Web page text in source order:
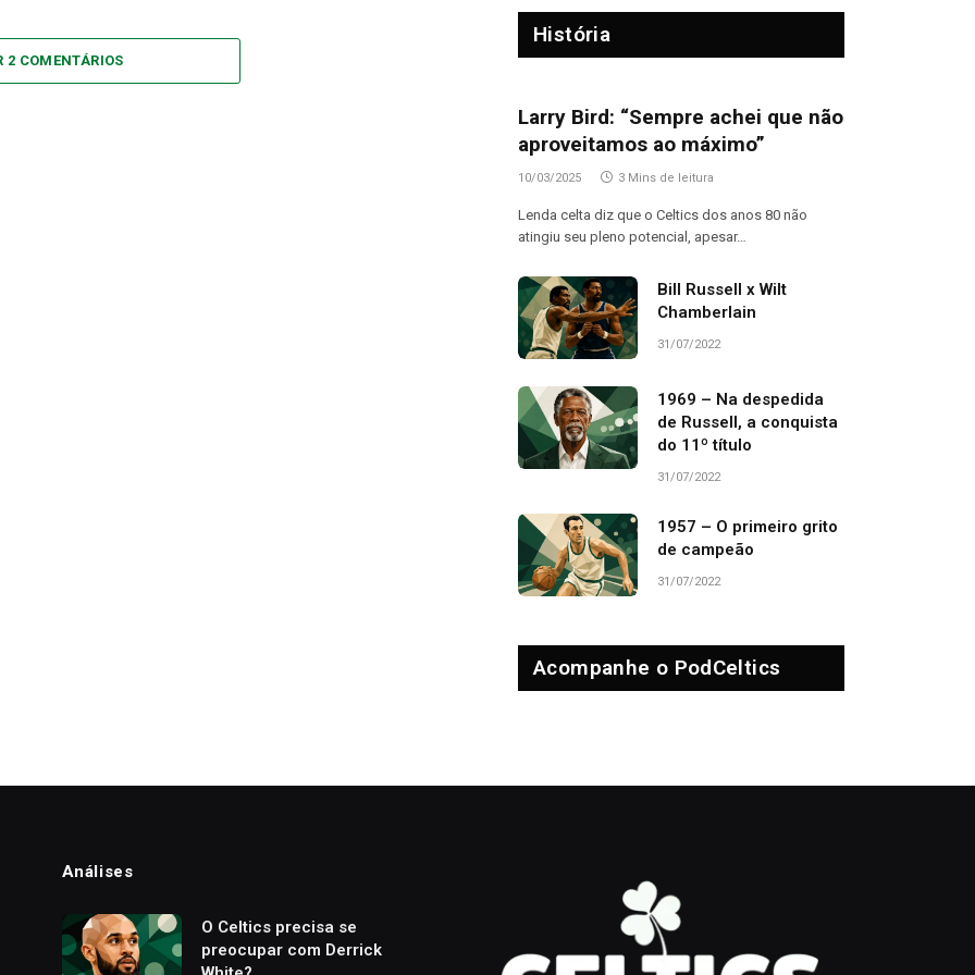
2 COMENTÁRIOS
História
Larry Bird: “Sempre achei que não
aproveitamos ao máximo”
10/03/2025 3 Mins de leitura
Lenda celta diz que o Celtics dos anos 80 não
atingiu seu pleno potencial, apesar…
Bill Russell x Wilt
Chamberlain
31/07/2022
1969 – Na despedida
de Russell, a conquista
do 11º título
31/07/2022
1957 – O primeiro grito
de campeão
31/07/2022
Acompanhe o PodCeltics
Análises
O Celtics precisa se
preocupar com Derrick